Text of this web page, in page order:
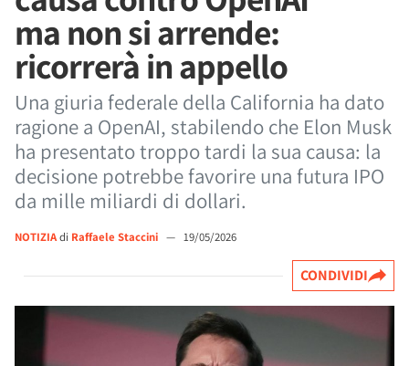
ma non si arrende:
ricorrerà in appello
Una giuria federale della California ha dato
ragione a OpenAI, stabilendo che Elon Musk
ha presentato troppo tardi la sua causa: la
decisione potrebbe favorire una futura IPO
da mille miliardi di dollari.
NOTIZIAdi Raffaele Staccini — 19/05/2026
CONDIVIDI